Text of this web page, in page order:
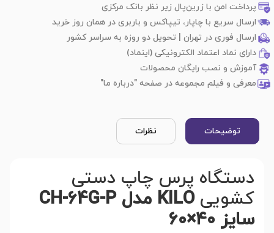
پرداخت امن با زرین‌پال زیر نظر بانک مرکزی
ارسال سریع با چاپار، تیپاکس و باربری در همان روز خرید
ارسال فوری در تهران | تحویل دو روزه به سراسر کشور
دارای نماد اعتماد الکترونیکی (اینماد)
آموزش و نصب رایگان محصولات
معرفی و فیلم مجموعه در صفحه "درباره ما"
توضیحات نظرات
دستگاه پرس چاپ دستی
کشویی
KILO مدل CH-64G-P
سایز ۴۰×۶۰